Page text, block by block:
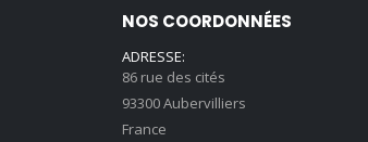
NOS COORDONNÉES
ADRESSE:
86 rue des cités
93300 Aubervilliers
France